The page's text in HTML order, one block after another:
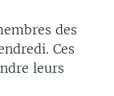
des
Ces
leurs